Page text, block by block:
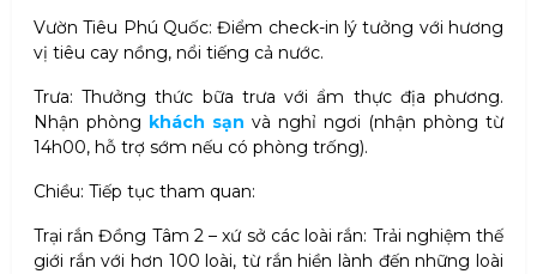
Vườn Tiêu Phú Quốc: Điểm check-in lý tưởng với hương
vị tiêu cay nồng, nổi tiếng cả nước.
Trưa: Thưởng thức bữa trưa với ẩm thực địa phương.
Nhận phòng khách sạn và nghỉ ngơi (nhận phòng từ
14h00, hỗ trợ sớm nếu có phòng trống).
Chiều: Tiếp tục tham quan:
Trại rắn Đồng Tâm 2 – xứ sở các loài rắn: Trải nghiệm thế
giới rắn với hơn 100 loài, từ rắn hiền lành đến những loài